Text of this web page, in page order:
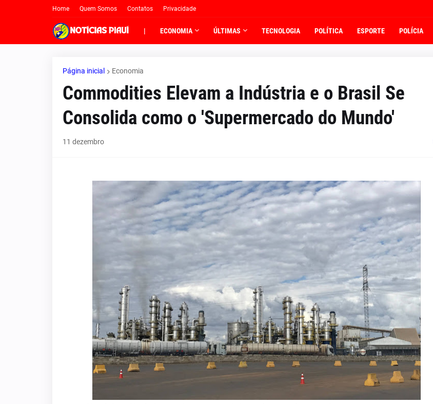
Home Quem Somos Contatos Privacidade
| ECONOMIA ÚLTIMAS TECNOLOGIA POLÍTICA ESPORTE POLÍCIA
Página inicial Economia
Commodities Elevam a Indústria e o Brasil Se
Consolida como o 'Supermercado do Mundo'
11 dezembro